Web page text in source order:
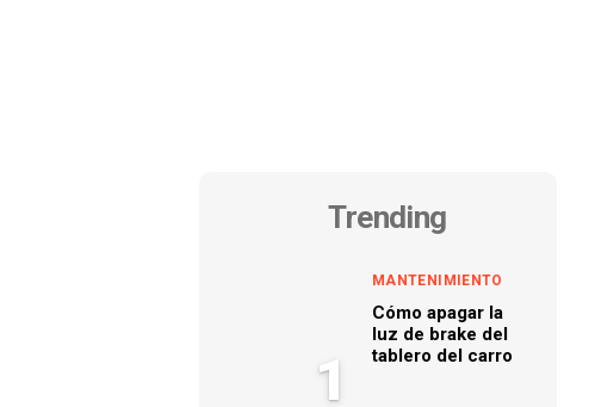
Trending
1
MANTENIMIENTO
Cómo apagar la
luz de brake del
tablero del carro